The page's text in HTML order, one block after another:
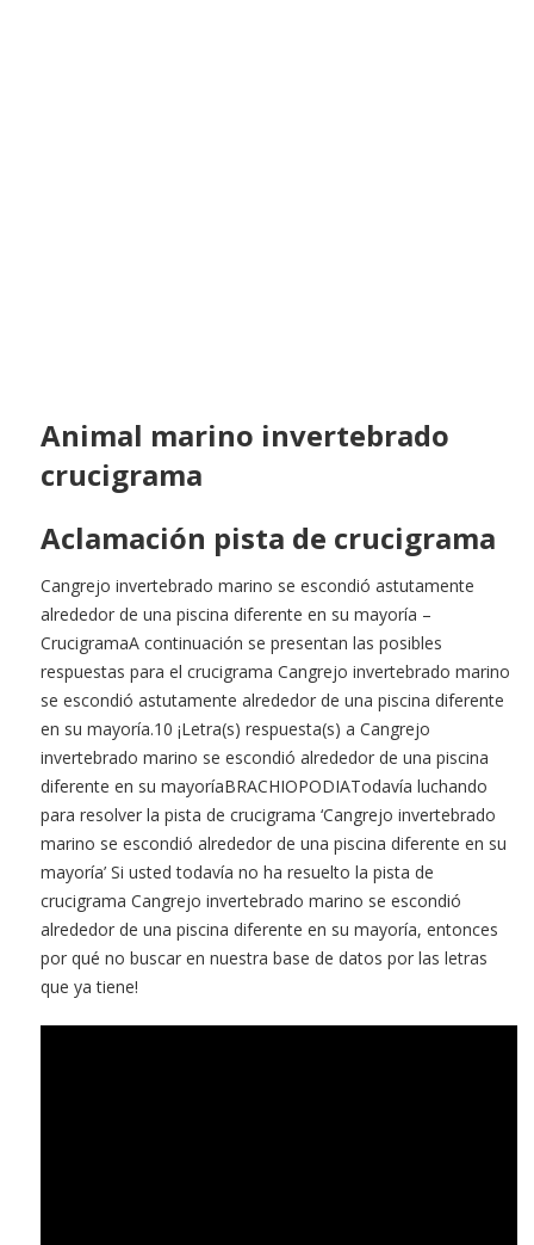
Animal marino invertebrado
crucigrama
Aclamación pista de crucigrama
Cangrejo invertebrado marino se escondió astutamente
alrededor de una piscina diferente en su mayoría –
CrucigramaA continuación se presentan las posibles
respuestas para el crucigrama Cangrejo invertebrado marino
se escondió astutamente alrededor de una piscina diferente
en su mayoría.10 ¡Letra(s) respuesta(s) a Cangrejo
invertebrado marino se escondió alrededor de una piscina
diferente en su mayoríaBRACHIOPODIATodavía luchando
para resolver la pista de crucigrama ‘Cangrejo invertebrado
marino se escondió alrededor de una piscina diferente en su
mayoría’ Si usted todavía no ha resuelto la pista de
crucigrama Cangrejo invertebrado marino se escondió
alrededor de una piscina diferente en su mayoría, entonces
por qué no buscar en nuestra base de datos por las letras
que ya tiene!